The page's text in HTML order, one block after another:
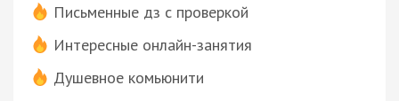
Письменные дз с проверкой
Интересные онлайн-занятия
Душевное комьюнити